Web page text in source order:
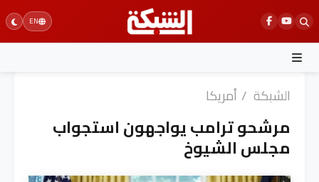
Skip
to
content
EN
الشبكة / أمريكا
مرشحو ترامب يواجهون استجواب
مجلس الشيوخ